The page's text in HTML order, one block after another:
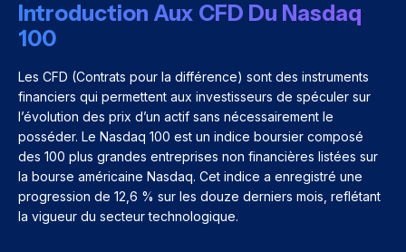
Introduction Aux CFD Du Nasdaq
100
Les CFD (Contrats pour la différence) sont des instruments
financiers qui permettent aux investisseurs de spéculer sur
l’évolution des prix d’un actif sans nécessairement le
posséder. Le Nasdaq 100 est un indice boursier composé
des 100 plus grandes entreprises non financières listées sur
la bourse américaine Nasdaq. Cet indice a enregistré une
progression de 12,6 % sur les douze derniers mois, reflétant
la vigueur du secteur technologique.